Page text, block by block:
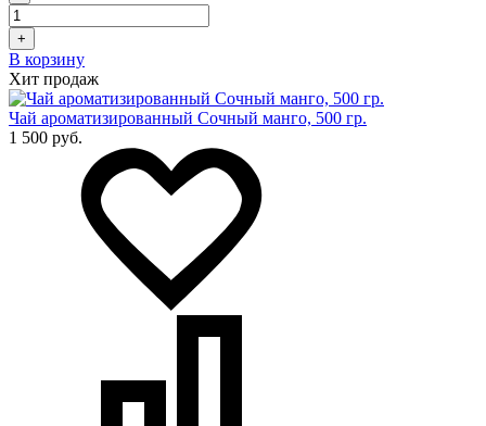
+
В корзину
Хит продаж
Чай ароматизированный Сочный манго, 500 гр.
1 500 руб.